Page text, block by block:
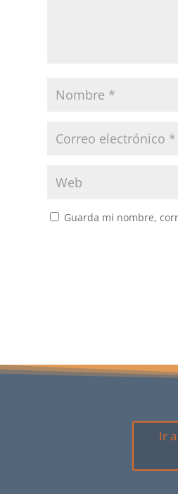
Guarda mi nombre,
Ir